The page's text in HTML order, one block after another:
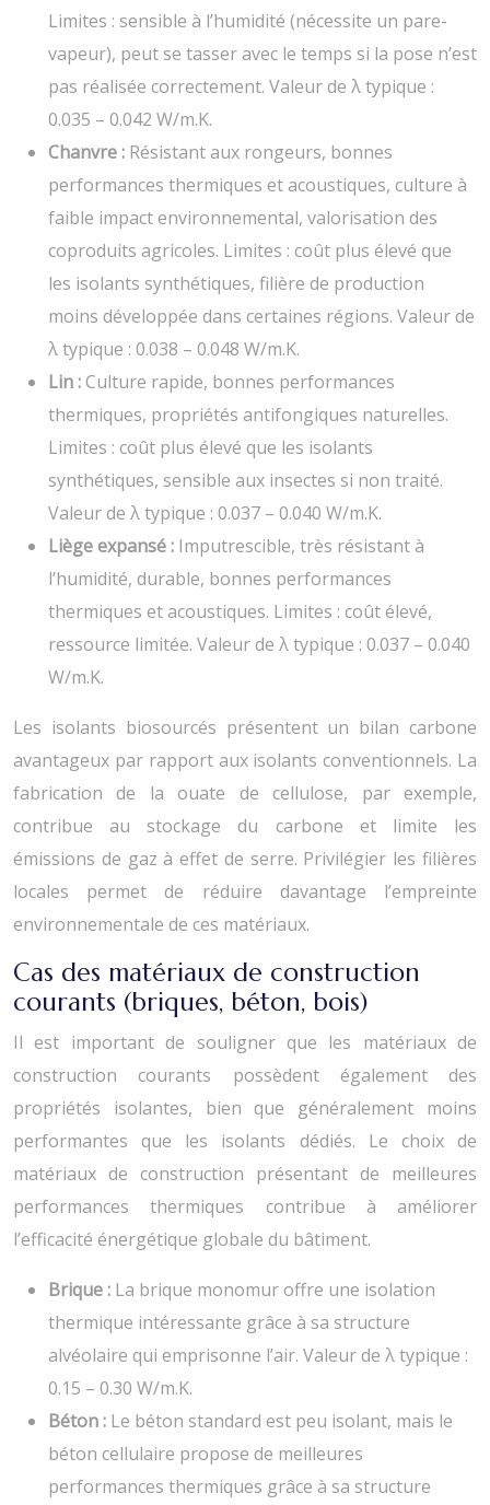
Limites : sensible à l’humidité (nécessite un pare-
vapeur), peut se tasser avec le temps si la pose n’est
pas réalisée correctement. Valeur de λ typique :
0.035 – 0.042 W/m.K.
Chanvre : Résistant aux rongeurs, bonnes
performances thermiques et acoustiques, culture à
faible impact environnemental, valorisation des
coproduits agricoles. Limites : coût plus élevé que
les isolants synthétiques, filière de production
moins développée dans certaines régions. Valeur de
λ typique : 0.038 – 0.048 W/m.K.
Lin :Culture rapide, bonnes performances
thermiques, propriétés antifongiques naturelles.
Limites : coût plus élevé que les isolants
synthétiques, sensible aux insectes si non traité.
Valeur de λ typique : 0.037 – 0.040 W/m.K.
Liège expansé : Imputrescible, très résistant à
l’humidité, durable, bonnes performances
thermiques et acoustiques. Limites : coût élevé,
ressource limitée. Valeur de λ typique : 0.037 – 0.040
W/m.K.
Les isolants biosourcés présentent un bilan carbone
avantageux par rapport aux isolants conventionnels. La
fabrication de la ouate de cellulose, par exemple,
contribue au stockage du carbone et limite les
émissions de gaz à effet de serre. Privilégier les filières
locales permet de réduire davantage l’empreinte
environnementale de ces matériaux.
Cas des matériaux de construction
courants (briques, béton, bois)
Il est important de souligner que les matériaux de
construction courants possèdent également des
propriétés isolantes, bien que généralement moins
performantes que les isolants dédiés. Le choix de
matériaux de construction présentant de meilleures
performances thermiques contribue à améliorer
l’efficacité énergétique globale du bâtiment.
Brique : La brique monomur offre une isolation
thermique intéressante grâce à sa structure
alvéolaire qui emprisonne l’air. Valeur de λ typique :
0.15 – 0.30 W/m.K.
Béton : Le béton standard est peu isolant, mais le
béton cellulaire propose de meilleures
performances thermiques grâce à sa structure